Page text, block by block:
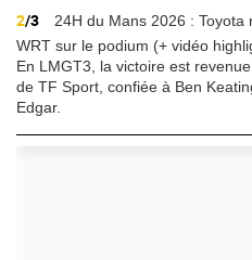
2/3
24H du Mans 2026 :
WRT sur le podium (+ vidéo
En LMGT3, la victoire est
de TF Sport, confiée à Ben
Edgar.